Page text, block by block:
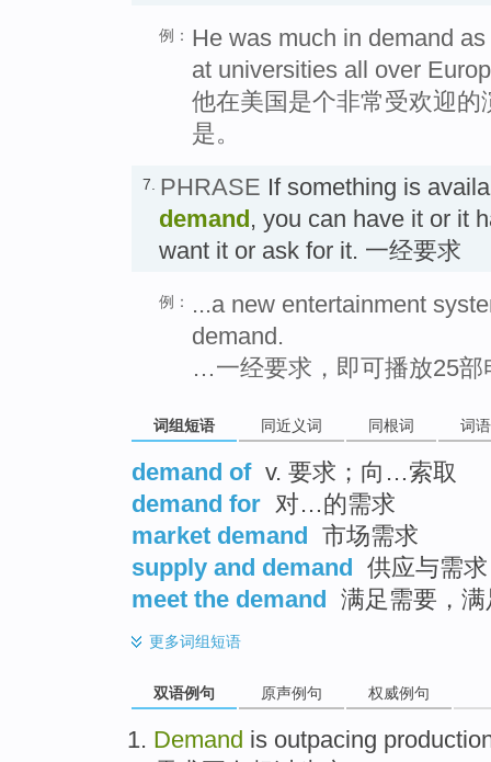
例： He was much in demand
at universities all over
他在美国是个非常受欢迎
是。
7. PHRASE If something is
demand , you can have it or it
want it or ask for it. 一经要求
例：
...a new entertainment
demand.
…一经要求，即可播放25部
词组短语 同近义词 同根词 词
demand of v. 要求；向…索取
demand for 对…的需求
market demand 市场需求
supply and demand 供应与需求
meet the demand 满足需要，
更多词组短语
双语例句 原声例句 权威例句
Demand is outpacing